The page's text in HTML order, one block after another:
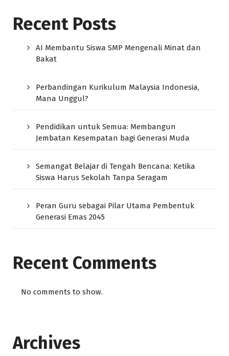
Recent Posts
AI Membantu Siswa SMP Mengenali Minat dan
Bakat
Perbandingan Kurikulum Malaysia Indonesia,
Mana Unggul?
Pendidikan untuk Semua: Membangun
Jembatan Kesempatan bagi Generasi Muda
Semangat Belajar di Tengah Bencana: Ketika
Siswa Harus Sekolah Tanpa Seragam
Peran Guru sebagai Pilar Utama Pembentuk
Generasi Emas 2045
Recent Comments
No comments to show.
Archives